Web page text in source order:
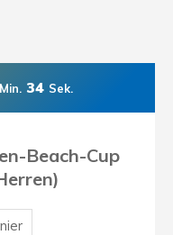
Min. 33 Sek.
Beach-Cup